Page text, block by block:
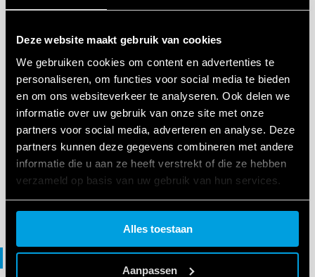
Deze website maakt gebruik van cookies
We gebruiken cookies om content en advertenties te
personaliseren, om functies voor social media te bieden
en om ons websiteverkeer te analyseren. Ook delen we
informatie over uw gebruik van onze site met onze
partners voor social media, adverteren en analyse. Deze
partners kunnen deze gegevens combineren met andere
informatie die u aan ze heeft verstrekt of die ze hebben
verzameld op basis van uw gebruik van hun services.
Cookie policy.
Alles toestaan
Aanpassen
UKCA 77 Series
EN|| .PDF
VERKLARING VAN OVEREENSTEMMING
DoC 77 Series
File 3D